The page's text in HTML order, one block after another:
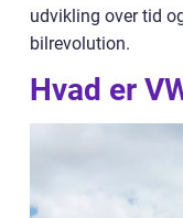
udvikling over tid
bilrevolution.
Hvad er